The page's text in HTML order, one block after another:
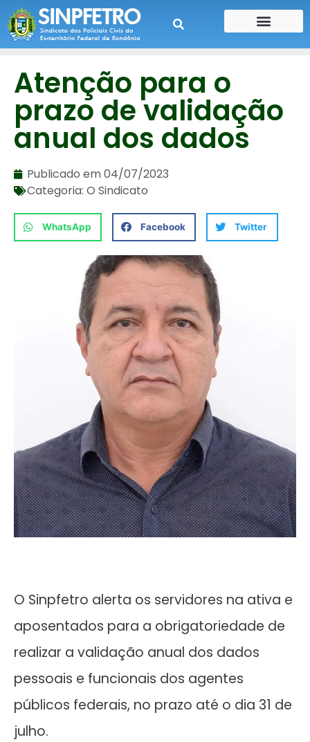
Atenção para o
prazo de validação
anual dos dados
Publicado em04/07/2023
Categoria: O Sindicato
WhatsApp Facebook Twitter
O Sinpfetro alerta os servidores na ativa e
aposentados para a obrigatoriedade de
realizar a validação anual dos dados
pessoais e funcionais dos agentes
públicos federais, no prazo até o dia 31 de
julho.